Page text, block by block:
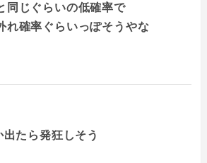
同じぐらいの低確率で
れ確率ぐらいっぽそうやな
出たら発狂しそう